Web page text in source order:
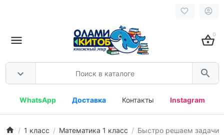
0
WhatsApp Доставка Контакты Instagram
1 класс Математика 1 класс Быстро решаем задачи